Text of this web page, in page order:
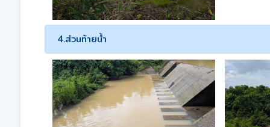
4.ส่วนท้ายน้ำ